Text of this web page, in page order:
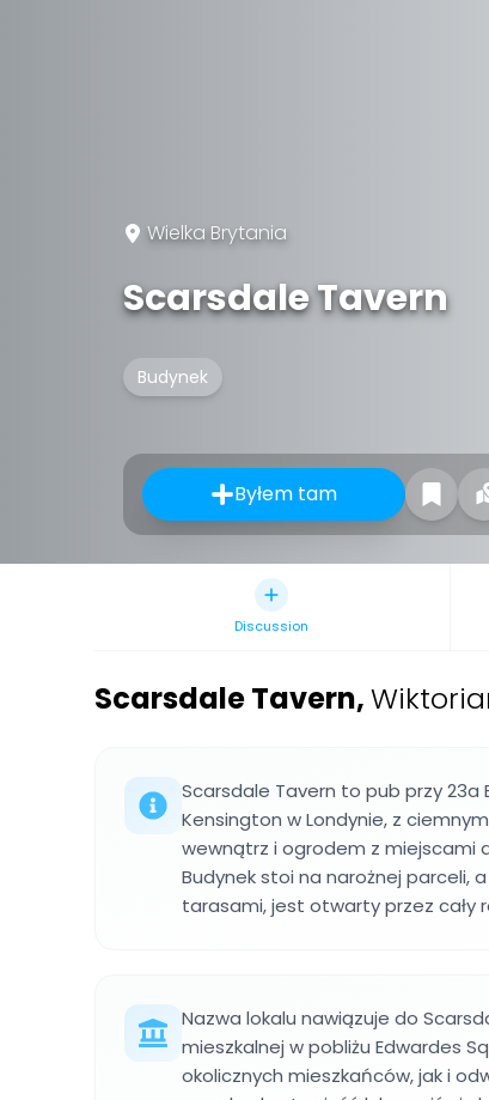
Wielka Brytania
Scarsdale Tavern
Budynek
Byłem tam
Discussion
Scarsdale Tavern,
Scarsdale Tavern to pub przy 23a
Kensington w Londynie, z
wewnątrz i ogrodem z miejscami
Budynek stoi na narożnej parceli,
tarasami, jest otwarty przez cały
Nazwa lokalu nawiązuje do
mieszkalnej w pobliżu Edwardes
okolicznych mieszkańców, jak i